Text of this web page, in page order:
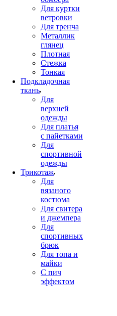
Для куртки
ветровки
Для тренча
Металлик
глянец
Плотная
Стежка
Тонкая
Подкладочная
ткань
Для
верхней
одежды
Для платья
с пайетками
Для
спортивной
одежды
Трикотаж
Для
вязаного
костюма
Для свитера
и джемпера
Для
спортивных
брюк
Для топа и
майки
С пич
эффектом